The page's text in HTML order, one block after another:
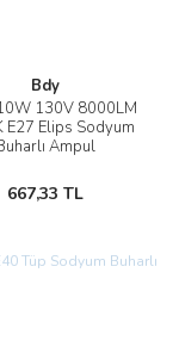
Bdy
130V 8000LM
E27 Elips Sodyum
Ampul
667,33 TL